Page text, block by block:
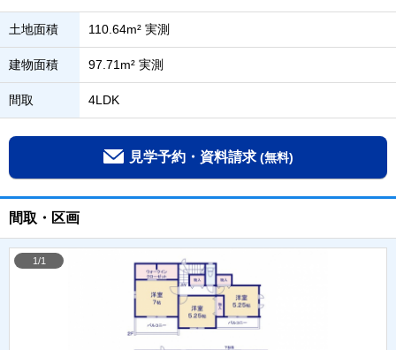
土地面積 110.64m² 実測
建物面積 97.71m² 実測
間取 4LDK
見学予約・資料請求 (無料)
間取・区画
1/1